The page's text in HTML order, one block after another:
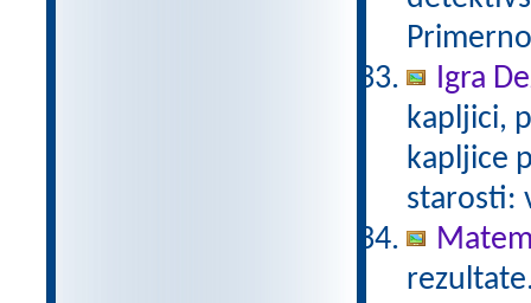
Igra
kapljici,
kapljice
starosti: